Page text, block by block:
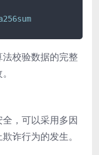
校验数据的完整
，可以采用多因
诈行为的发生。